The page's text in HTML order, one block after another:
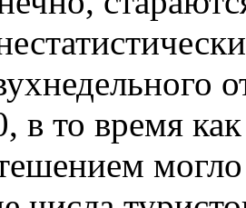
в то время
могло